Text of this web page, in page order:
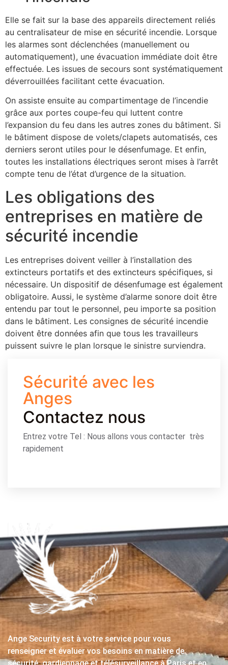
Elle se fait sur la base des appareils directement reliés
au centralisateur de mise en sécurité incendie. Lorsque
les alarmes sont déclenchées (manuellement ou
automatiquement), une évacuation immédiate doit être
effectuée. Les issues de secours sont systématiquement
déverrouillées facilitant cette évacuation.
On assiste ensuite au compartimentage de l’incendie
grâce aux portes coupe-feu qui luttent contre
l’expansion du feu dans les autres zones du bâtiment. Si
le bâtiment dispose de volets/clapets automatisés, ces
derniers seront utiles pour le désenfumage. Et enfin,
toutes les installations électriques seront mises à l’arrêt
compte tenu de l’état d’urgence de la situation.
Les obligations des
entreprises en matière de
sécurité incendie
Les entreprises doivent veiller à l’installation des
extincteurs portatifs et des extincteurs spécifiques, si
nécessaire. Un dispositif de désenfumage est également
obligatoire. Aussi, le système d’alarme sonore doit être
entendu par tout le personnel, peu importe sa position
dans le bâtiment. Les consignes de sécurité incendie
doivent être données afin que tous les travailleurs
puissent suivre le plan lorsque le sinistre surviendra.
Sécurité avec les
Anges
Contactez nous
Entrez votre Tel : Nous allons vous contacter très
rapidement
Ange Security est à votre service pour vous
renseigner et évaluer vos besoins en matière de
sécurité, gardiennage et télésurveillance à Paris et en